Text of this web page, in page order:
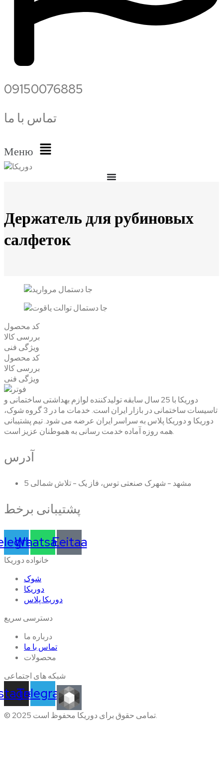
09150076885
تماس با ما
Меню
Держатель для рубиновых
салфеток
کد محصول
بررسی کالا
ویژگی فنی
کد محصول
بررسی کالا
ویژگی فنی
دوریکا با 25 سال سابقه تولیدکننده لوازم بهداشتی ساختمانی و
تاسیسات ساختمانی در بازار ایران است. خدمات ما در 3 گروه شوک،
دوریکا و دوریکا پلاس به سراسر ایران عرضه می شود. تیم پشتیبانی
همه روزه آماده خدمت رسانی به هموطنان عزیز است.
آدرس
مشهد - شهرک صنعتی توس، فاز یک - تلاش شمالی 5
پشتیبانی برخط
Whatsapp
Eeitaa
خانواده دوریکا
شوک
دوریکا
دوریکا پلاس
دسترسی سریع
درباره ما
تماس با ما
محصولات
شبکه های اجتماعی
Telegram
© 2025 تمامی حقوق برای دوریکا محفوظ است.